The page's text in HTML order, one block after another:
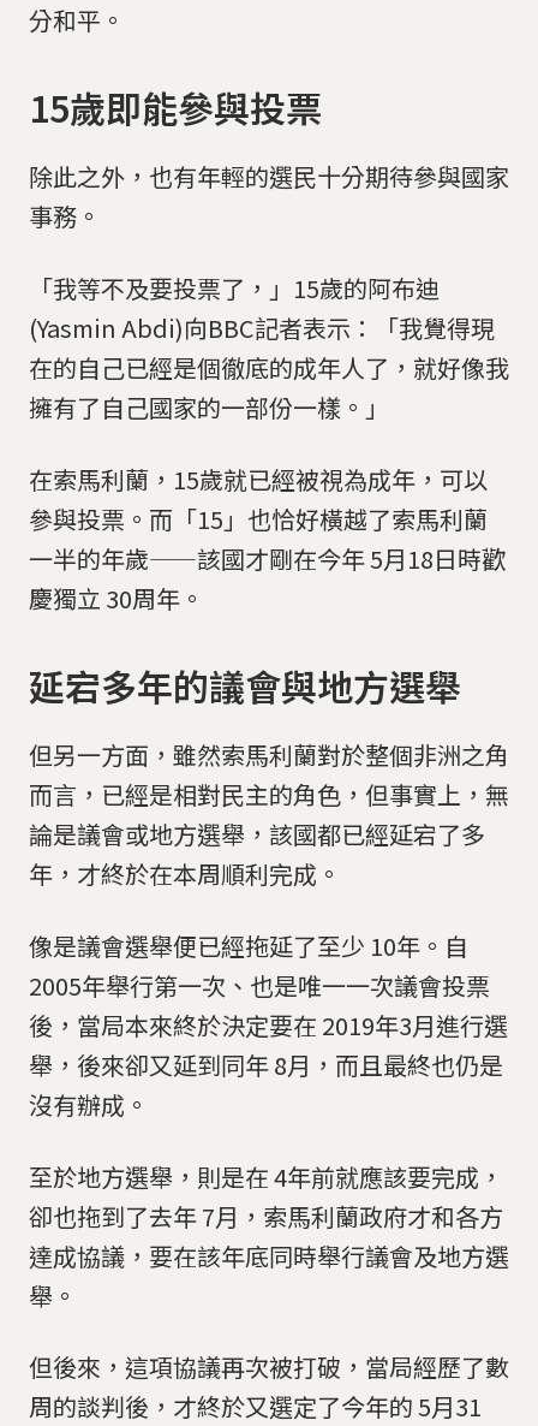
分和平。
15歲即能參與投票
除此之外，也有年輕的選民十分期待參與國家
事務。
「我等不及要投票了，」15歲的阿布迪
(Yasmin Abdi)向BBC記者表示：「我覺得現
在的自己已經是個徹底的成年人了，就好像我
擁有了自己國家的一部份一樣。」
在索馬利蘭，15歲就已經被視為成年，可以
參與投票。而「15」也恰好橫越了索馬利蘭
一半的年歲——該國才剛在今年 5月18日時歡
慶獨立 30周年。
延宕多年的議會與地方選舉
但另一方面，雖然索馬利蘭對於整個非洲之角
而言，已經是相對民主的角色，但事實上，無
論是議會或地方選舉，該國都已經延宕了多
年，才終於在本周順利完成。
像是議會選舉便已經拖延了至少 10年。自
2005年舉行第一次、也是唯一一次議會投票
後，當局本來終於決定要在 2019年3月進行選
舉，後來卻又延到同年 8月，而且最終也仍是
沒有辦成。
至於地方選舉，則是在 4年前就應該要完成，
卻也拖到了去年 7月，索馬利蘭政府才和各方
達成協議，要在該年底同時舉行議會及地方選
舉。
但後來，這項協議再次被打破，當局經歷了數
周的談判後，才終於又選定了今年的 5月31